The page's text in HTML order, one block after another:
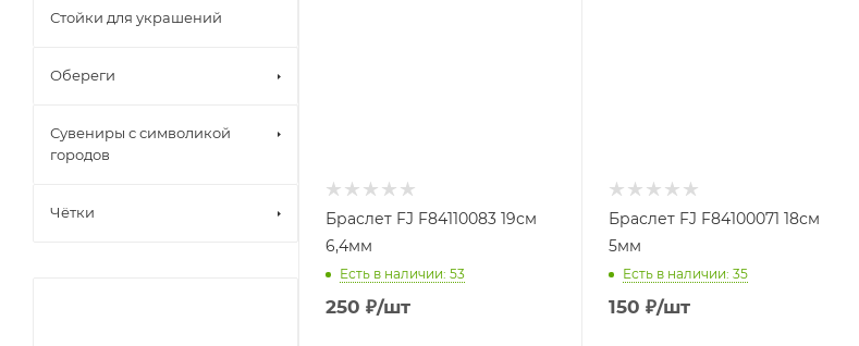
Браслет FJ F84110083 19см
6,4мм
Есть в наличии: 53
250 ₽/шт
Браслет FJ F84100071 18см
5мм
Есть в наличии: 35
150 ₽/шт
Стойки для украшений
Обереги
Сувениры с символикой
городов
Чётки